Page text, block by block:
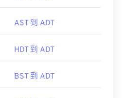
AST 到 ADT
HDT 到 ADT
BST 到 ADT